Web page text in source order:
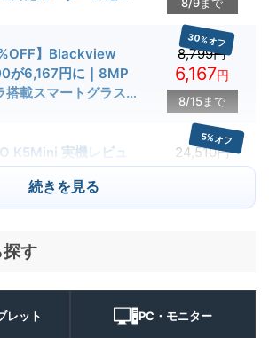
8/9まで
】Blackview
が6,167円に｜8MP
搭載スマートグラス用
8,799円
30%オフ
6,167円
8/15まで
K5Mini 実機レビュ
マホの容量不足対策に
小型外付けSSD
24,510円
5%オフ
23,284
T1 キャンプライ
・最長102時間の多
ャンプライトを徹底検
続きを見る
探す
レット PC・モニター